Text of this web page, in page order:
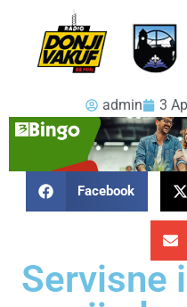
admin 3
Facebook
Servisne